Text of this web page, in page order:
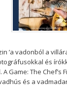
’a vadonból a
és
Game: The Chef’s
és a